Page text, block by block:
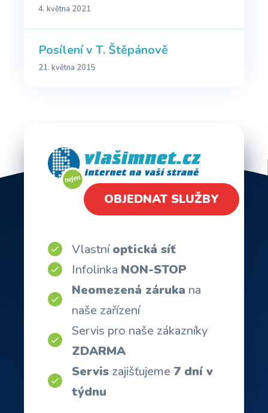
4. května 2021
Posílení v T. Štěpánově
21. května 2015
OBJEDNAT SLUŽBY
Vlastníoptická síť
Infolinka NON-STOP
Neomezená záruka na
naše zařízení
Servis pro naše zákazníky
ZDARMA
Servis zajišťujeme 7 dní v
týdnu